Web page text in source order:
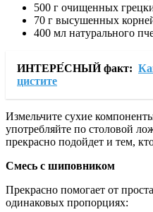
500 г очищенных
70 г высушенных
400 мл натурального
ИНТЕРЕ́СНЫЙ факт:
цистите
Измельчите сухие
употребляйте по столовой
прекрасно подойдет и тем,
Смесь с шиповником
Прекрасно помогает от
одинаковых пропорциях: